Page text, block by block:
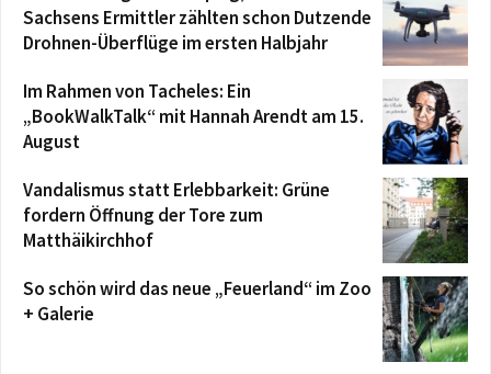
Sachsens Ermittler zählten schon Dutzende
Drohnen-Überflüge im ersten Halbjahr
Im Rahmen von Tacheles: Ein
„BookWalkTalk“ mit Hannah Arendt am 15.
August
Vandalismus statt Erlebbarkeit: Grüne
fordern Öffnung der Tore zum
Matthäikirchhof
So schön wird das neue „Feuerland“ im Zoo
+ Galerie